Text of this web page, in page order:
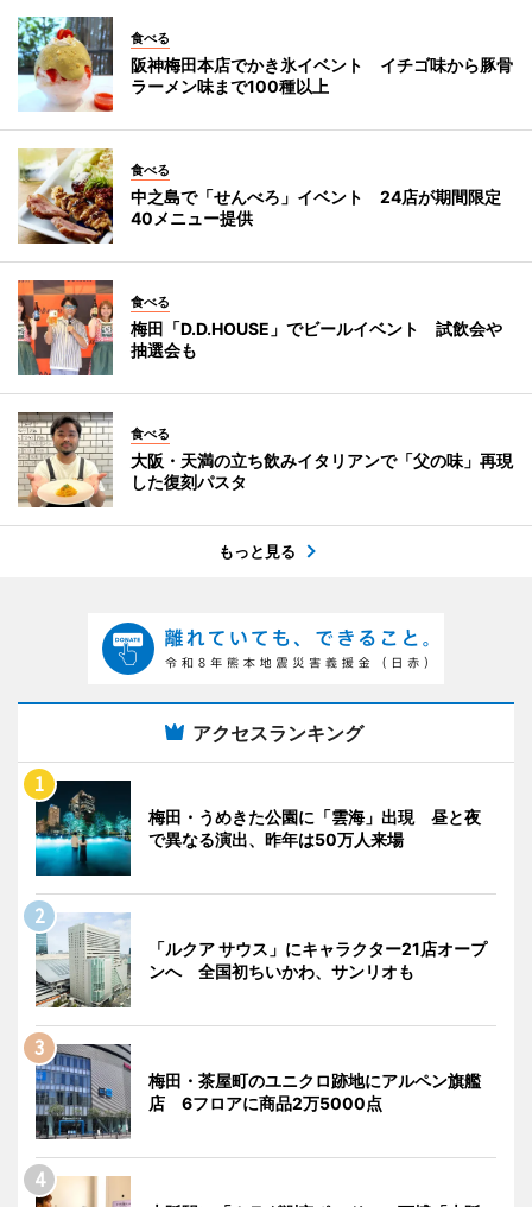
食べる
阪神梅田本店でかき氷イベント イチゴ味から豚骨
ラーメン味まで100種以上
食べる
中之島で「せんべろ」イベント 24店が期間限定
40メニュー提供
食べる
梅田「D.D.HOUSE」でビールイベント 試飲会や
抽選会も
食べる
大阪・天満の立ち飲みイタリアンで「父の味」再現
した復刻パスタ
もっと見る
アクセスランキング
梅田・うめきた公園に「雲海」出現 昼と夜
で異なる演出、昨年は50万人来場
「ルクア サウス」にキャラクター21店オープ
ンへ 全国初ちいかわ、サンリオも
梅田・茶屋町のユニクロ跡地にアルペン旗艦
店 6フロアに商品2万5000点